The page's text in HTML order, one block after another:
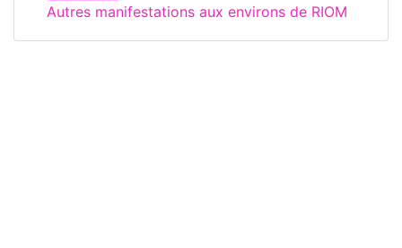
Autres manifestations aux environs de RIOM